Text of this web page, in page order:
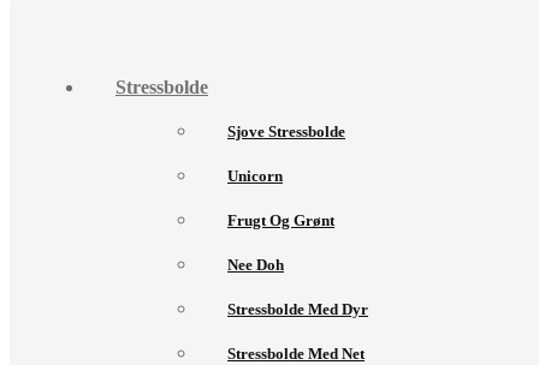
Stressbolde
Sjove Stressbolde
Unicorn
Frugt Og Grønt
Nee Doh
Stressbolde Med Dyr
Stressbolde Med Net